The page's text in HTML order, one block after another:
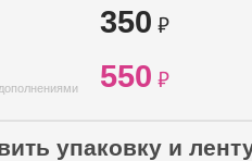
350 ₽
550 ₽
упаковку и